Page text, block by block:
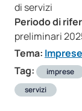
di servizi
Periodo di
preliminari
Tema: Imprese
Tag:
imprese
servizi